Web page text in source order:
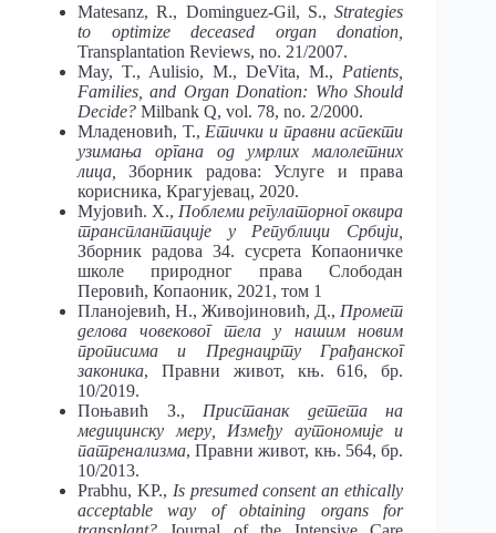
Matesanz, R., Dominguez-Gil, S.,Strategies
to optimize deceased organ donation,
Transplantation Reviews, no. 21/2007.
May, T., Aulisio, M., DeVita, M., Patients,
Families, and Organ Donation: Who Should
Decide? Milbank Q, vol. 78, no. 2/2000.
Младеновић, Т., Етички и правни аспекти
узимања органа од умрлих малолетних
лица,
Зборник радова: Услуге и права
корисника, Крагујевац, 2020.
Мујовић. Х., Поблеми регулаторног оквира
трансплантације у Републици Србији,
Зборник радова 34. сусрета Копаоничке
школе природног права Слободан
Перовић, Копаоник, 2021, том 1
Планојевић, Н., Живојиновић, Д., Промет
делова човековог тела у нашим новим
прописима и Преднацрту Грађанског
законика, Правни живот, књ. 616, бр.
10/2019.
Поњавић З., Пристанак детета на
медицинску меру, Између аутономије и
патренализма, Правни живот, књ. 564, бр.
10/2013.
Prabhu, KP., Is presumed consent an ethically
acceptable way of obtaining organs for